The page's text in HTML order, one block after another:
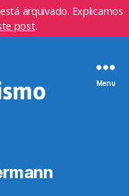
arquivado. Explicamos
post.
Menu